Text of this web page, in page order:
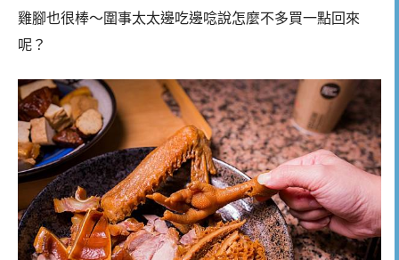
雞腳也很棒～圍事太太邊吃邊唸說怎麼不多買一點回來
呢？